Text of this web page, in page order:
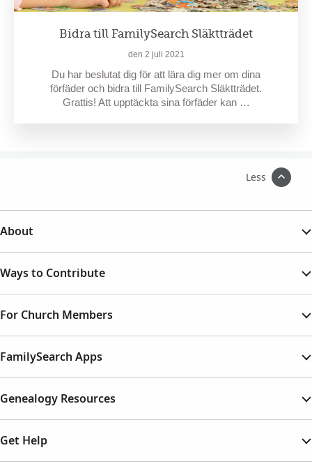
Bidra till FamilySearch Släktträdet
den 2 juli 2021
Du har beslutat dig för att lära dig mer om dina
förfäder och bidra till FamilySearch Släktträdet.
Grattis! Att upptäckta sina förfäder kan …